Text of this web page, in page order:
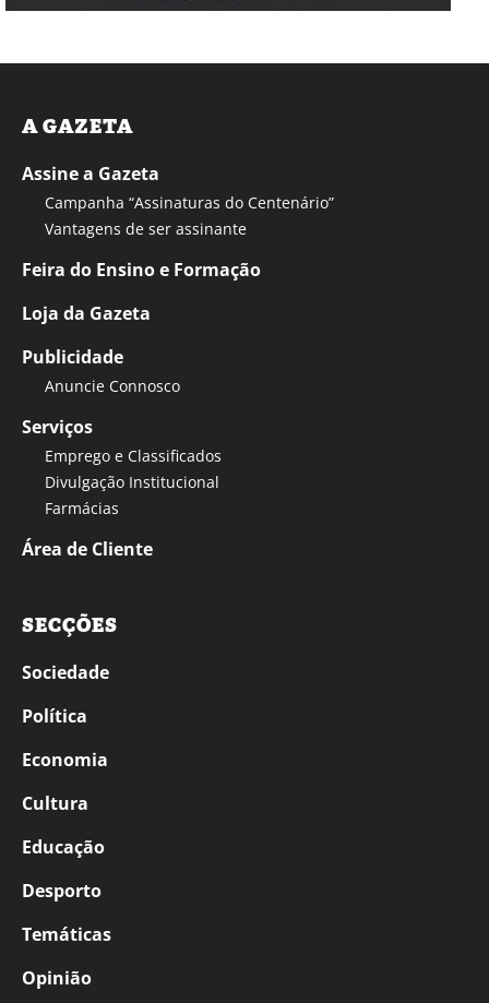
A GAZETA
Assine a Gazeta
Campanha “Assinaturas do Centenário”
Vantagens de ser assinante
Feira do Ensino e Formação
Loja da Gazeta
Publicidade
Anuncie Connosco
Serviços
Emprego e Classificados
Divulgação Institucional
Farmácias
Área de Cliente
SECÇÕES
Sociedade
Política
Economia
Cultura
Educação
Desporto
Temáticas
Opinião